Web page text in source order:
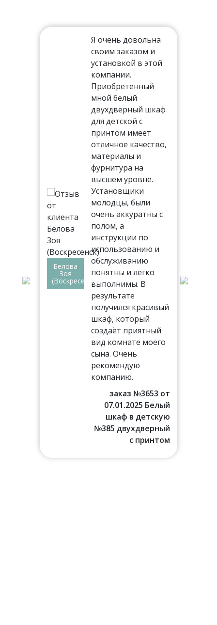
Белова
Зоя
(Воскресенск)
Я очень довольна
своим заказом и
установкой в этой
компании.
Приобретенный
мной белый
двухдверный шкаф
для детской с
принтом имеет
отличное качество,
материалы и
фурнитура на
высшем уровне.
Установщики
молодцы, были
очень аккуратны с
полом, а
инструкции по
использованию и
обслуживанию
понятны и легко
выполнимы. В
результате
получился красивый
шкаф, который
создаёт приятный
вид комнате моего
сына. Очень
рекомендую
компанию.
заказ №3653 от
07.01.2025 Белый
шкаф в детскую
№385 двухдверный
с принтом